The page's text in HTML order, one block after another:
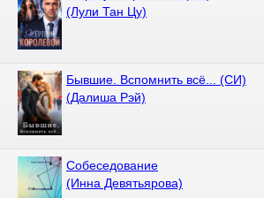
(Лули Тан Цу)
Бывшие. Вспомнить всё... (СИ)
(Далиша Рэй)
Собеседование
(Инна Девятьярова)